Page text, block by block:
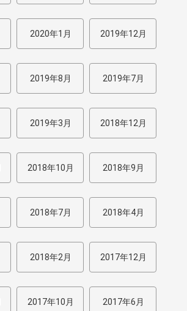
2020年1月 2019年12月
2019年8月 2019年7月
2019年3月 2018年12月
2018年10月 2018年9月
2018年7月 2018年4月
2018年2月 2017年12月
2017年10月 2017年6月